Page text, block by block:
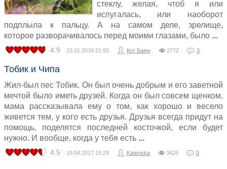
стеклу, желая, чтоб я или
испугалась, или наоборот
подплыла к пальцу. А на самом деле, зрелище,
которое разворачивалось перед моими глазами, было
4.9 23.01.2018 21:55 Кот Баюн 2772 3
Тобик и Чипа
Жил-был пес Тобик. Он был очень добрым и его заветной
мечтой было иметь друзей. Когда он был совсем щенком,
мама рассказывала ему о том, как хорошо и весело
живется тем, у кого есть друзья. Друзья всегда придут на
помощь, поделятся последней косточкой, если будет
нужно. И вообще, когда у тебя есть
4.5 19.04.2017 15:28 Kateriska 3425 0